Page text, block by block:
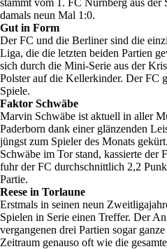
damals neun Mal 1:0.
Gut in Form
Der FC und die Berliner sind die
Liga, die die letzten beiden Partien
sich durch die Mini-Serie aus der
Polster auf die Kellerkinder. Der FC
Spiele.
Faktor Schwäbe
Marvin Schwäbe ist aktuell in aller
Paderborn dank einer glänzenden
jüngst zum Spieler des Monats
Schwäbe im Tor stand, kassierte der
fuhr der FC durchschnittlich 2,2
Partie.
Reese in Torlaune
Erstmals in seinen neun
Spielen in Serie einen Treffer. Der
vergangenen drei Partien sogar
Zeitraum genauso oft wie die